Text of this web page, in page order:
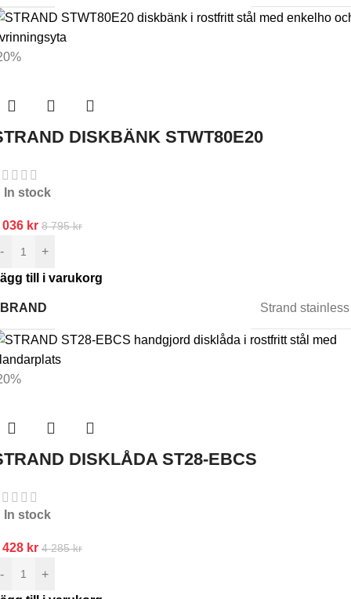
DISKBÄNK STWT80E20
In stock
036 kr 8 795kr
-
+
till i varukorg
BRAND Strand stainless
DISKLÅDA ST28-EBCS
In stock
428 kr 4 285kr
-
+